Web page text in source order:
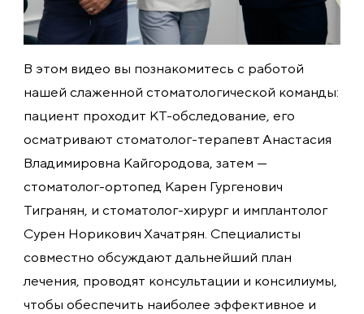
В этом видео вы познакомитесь с работой
нашей слаженной стоматологической команды:
пациент проходит КТ-обследование, его
осматривают стоматолог-терапевт Анастасия
Владимировна Кайгородова, затем —
стоматолог-ортопед Карен Гургенович
Тигранян, и стоматолог-хирург и имплантолог
Сурен Норикович Хачатрян. Специалисты
совместно обсуждают дальнейший план
лечения, проводят консультации и консилиумы,
чтобы обеспечить наиболее эффективное и